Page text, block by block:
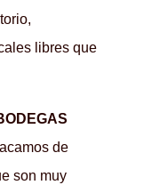
libres que
de
son muy